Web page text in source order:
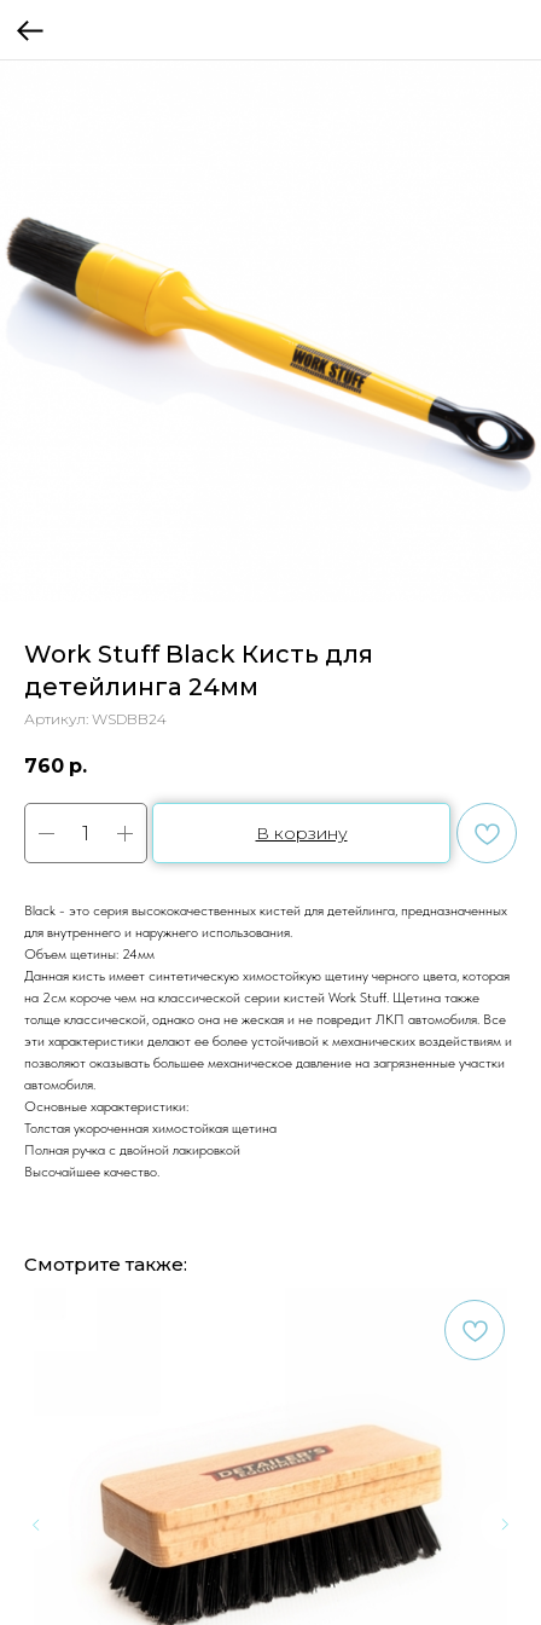
Work Stuff Black Кисть для
детейлинга 24мм
Артикул: WSDBB24
760 р.
В корзину
Black - это серия высококачественных кистей для детейлинга, предназначенных
для внутреннего и наружнего использования.
Объем щетины: 24мм
Данная кисть имеет синтетическую химостойкую щетину черного цвета, которая
на 2см короче чем на классической серии кистей Work Stuff. Щетина также
толще классической, однако она не жеская и не повредит ЛКП автомобиля. Все
эти характеристики делают ее более устойчивой к механических воздействиям и
позволяют оказывать большее механическое давление на загрязненные участки
автомобиля.
Основные характеристики:
Толстая укороченная химостойкая щетина
Полная ручка с двойной лакировкой
Высочайшее качество.
Смотрите также: